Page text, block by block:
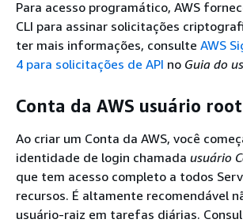
Para acesso programático, AWS
CLI para assinar solicitações
ter mais informações, consulte AWS
4 para solicitações de API no Guia do
Conta da AWS usuário root
Ao criar um Conta da AWS, você
identidade de login chamada usuário
que tem acesso completo a todos
recursos. É altamente recomendável
usuário-raiz em tarefas diárias.